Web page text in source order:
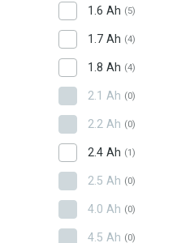
1.6 Ah (5)
1.7 Ah (4)
1.8 Ah (4)
2.1 Ah (0)
2.2 Ah (0)
2.4 Ah (1)
2.5 Ah (0)
4.0 Ah (0)
4.5 Ah (0)